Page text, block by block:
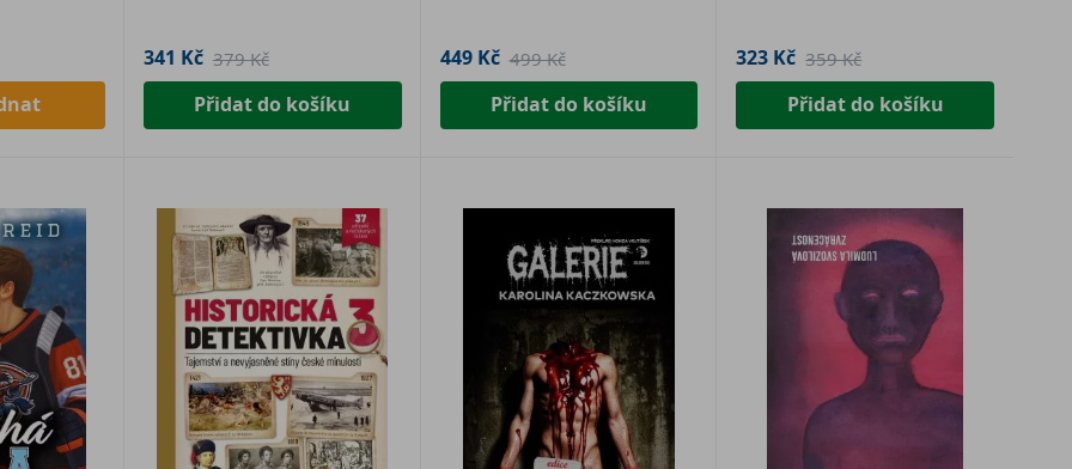
341 Kč 379 Kč
Přidat do košíku
449 Kč 499 Kč
Přidat do košíku
323 Kč 359 Kč
Přidat do košíku